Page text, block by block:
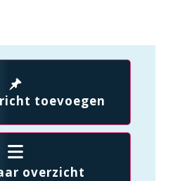
toevoegen
overzicht